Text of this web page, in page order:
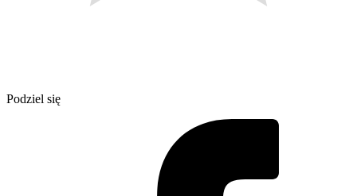
Podziel się